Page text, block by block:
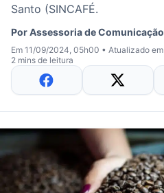
Santo (SINCAFÉ.
PorAssessoria de
Em 11/09/2024, 05h00 • Atualizado
2 mins de leitura